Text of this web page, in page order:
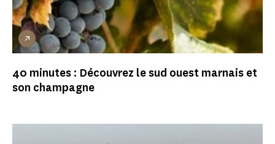
40 minutes : Découvrez le sud ouest marnais et
son champagne